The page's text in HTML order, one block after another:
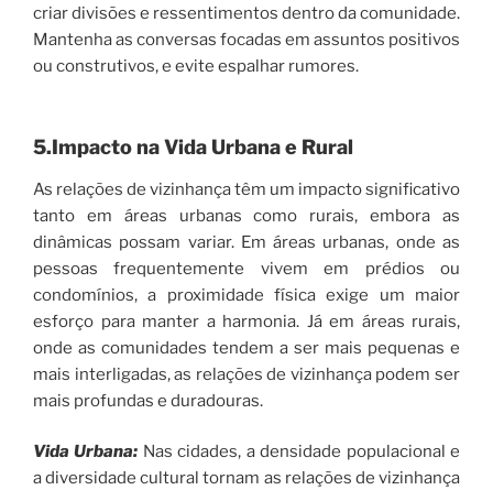
criar divisões e ressentimentos dentro da comunidade.
Mantenha as conversas focadas em assuntos positivos
ou construtivos, e evite espalhar rumores.
5.Impacto na Vida Urbana e Rural
As relações de vizinhança têm um impacto significativo
tanto em áreas urbanas como rurais, embora as
dinâmicas possam variar. Em áreas urbanas, onde as
pessoas frequentemente vivem em prédios ou
condomínios, a proximidade física exige um maior
esforço para manter a harmonia. Já em áreas rurais,
onde as comunidades tendem a ser mais pequenas e
mais interligadas, as relações de vizinhança podem ser
mais profundas e duradouras.
Vida Urbana: Nas cidades, a densidade populacional e
a diversidade cultural tornam as relações de vizinhança